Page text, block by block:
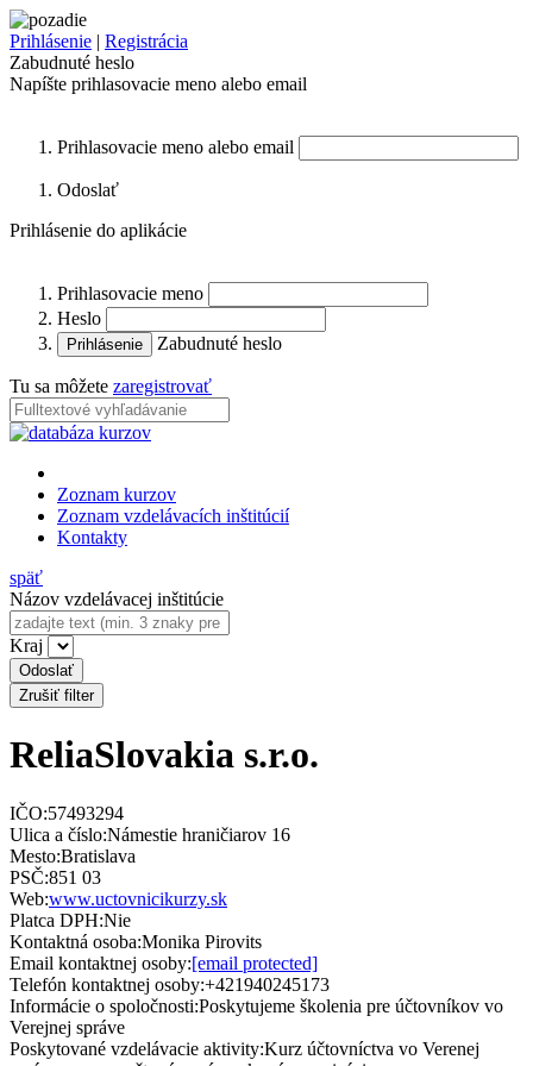
Prihlásenie | Registrácia
Zabudnuté heslo
Napíšte prihlasovacie meno alebo email
Prihlasovacie meno alebo email
Odoslať
Prihlásenie do aplikácie
Prihlasovacie meno
Heslo
Zabudnuté heslo
Tu sa môžete zaregistrovať
Zoznam kurzov
Zoznam vzdelávacích inštitúcií
Kontakty
späť
Názov vzdelávacej inštitúcie
Kraj
Odoslať
Zrušiť filter
ReliaSlovakia s.r.o.
IČO:57493294
Ulica a číslo:Námestie hraničiarov 16
Mesto:Bratislava
PSČ:851 03
Web:www.uctovnicikurzy.sk
Platca DPH:Nie
Kontaktná osoba:Monika Pirovits
Email kontaktnej osoby:[email protected]
Telefón kontaktnej osoby:+421940245173
Informácie o spoločnosti:Poskytujeme školenia pre účtovníkov vo
Verejnej správe
Poskytované vzdelávacie aktivity:Kurz účtovníctva vo Verenej